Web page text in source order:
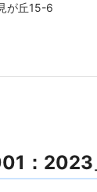
が丘15-6
：